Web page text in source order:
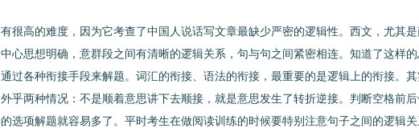
高的难度，因为它考查了中国人说话写文章最缺少严密的逻辑性。西文，尤其
心思想明确，意群段之间有清晰的逻辑关系，句与句之间紧密相连。知道了这样
过各种衔接手段来解题。词汇的衔接、语法的衔接，最重要的是逻辑上的衔接。
乎两种情况：不是顺着意思讲下去顺接，就是意思发生了转折逆接。判断空格前
选项解题就容易多了。平时考生在做阅读训练的时候要特别注意句子之间的逻辑